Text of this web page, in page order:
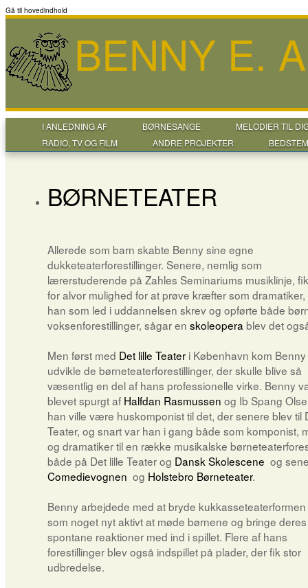
Gå til hovedindhold
BENNY E.
I ANLEDNING AF BØRNESANGE
MELODIER TIL
RADIO, TV OG FILM
ANDRE PROJEKTER
BØRNETEATER
Allerede som barn skabte Benny sine egne
dukketeaterforestillinger. Senere, nemlig som
lærerstuderende på Zahles Seminariums musiklinje,
for alvor mulighed for at prøve kræfter som dramatiker,
han som led i uddannelsen skrev og opførte både
voksenforestillinger, sågar en skoleopera blev det
Men først med Det lille Teater i København kom Benny
udvikle de børneteaterforestillinger, der skulle blive så
væsentlig en del af hans professionelle virke. Benny
blevet spurgt af Halfdan Rasmussen og Ib Spang
han ville være huskomponist til det, der senere blev til
Teater, og snart var han i gang både som komponist,
og dramatiker til en række musikalske
både på Det lille Teater og Dansk Skolescene og
Comedievognen og Holstebro Børneteater.
Benny arbejdede med at bryde
som noget nyt aktivt at møde børnene og bringe deres
spontane reaktioner med ind i spillet. Flere af hans
forestillinger blev også indspillet på plader, der fik stor
udbredelse.